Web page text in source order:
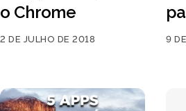
o Chrome
2 DE JULHO DE 2018 9